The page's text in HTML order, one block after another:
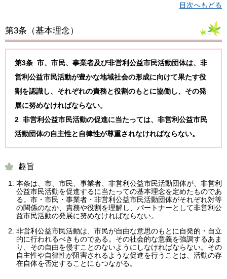
目次へもどる
第3条（基本理念）
第3条 市、市民、事業者及び非営利公益市民活動団体は、非
営利公益市民活動が豊かな地域社会の形成に向けて果たす役
割を認識し、それぞれの責務と役割のもとに協働し、その発
展に努めなければならない。
2 非営利公益市民活動の促進に当たっては、非営利公益市民
活動団体の自主性と自律性が尊重されなければならない。
趣旨
本条は、市、市民、事業者、非営利公益市民活動団体が、非営利
公益市民活動を促進するに当たっての基本理念を定めたものであ
る。市・市民・事業者・非営利公益市民活動団体がそれぞれ対等
の関係のなか、責務や役割を理解し、パートナーとして非営利公
益市民活動の発展に努めなければならない。
非営利公益市民活動は、市民が自由な意思のもとに自発的・自立
的に行われるべきものである。その社会的な意義を強調するあま
り、その自由を侵すことのないようにしなければならない。その
自主性や自律性が阻害されるような促進を行うことは、活動の存
在自体を否定することにもつながる。